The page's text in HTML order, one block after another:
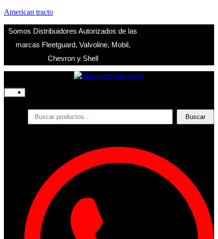
American tracto
Somos Distribuidores Autorizados de las
marcas Fleetguard, Valvoline, Mobil,
Chevron y Shell
Productos
Filtros
Contacto
Acceder
Iniciar Sesion
Registro
Restablecer la contraseña
Buscar